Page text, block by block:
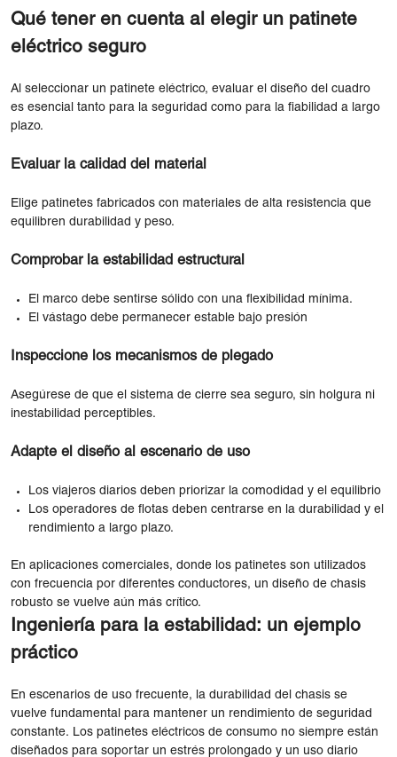
Qué tener en cuenta al elegir un patinete
eléctrico seguro
Al seleccionar un patinete eléctrico, evaluar el diseño del cuadro
es esencial tanto para la seguridad como para la fiabilidad a largo
plazo.
Evaluar la calidad del material
Elige patinetes fabricados con materiales de alta resistencia que
equilibren durabilidad y peso.
Comprobar la estabilidad estructural
El marco debe sentirse sólido con una flexibilidad mínima.
El vástago debe permanecer estable bajo presión
Inspeccione los mecanismos de plegado
Asegúrese de que el sistema de cierre sea seguro, sin holgura ni
inestabilidad perceptibles.
Adapte el diseño al escenario de uso
Los viajeros diarios deben priorizar la comodidad y el equilibrio
Los operadores de flotas deben centrarse en la durabilidad y el
rendimiento a largo plazo.
En aplicaciones comerciales, donde los patinetes son utilizados
con frecuencia por diferentes conductores, un diseño de chasis
robusto se vuelve aún más crítico.
Ingeniería para la estabilidad: un ejemplo
práctico
En escenarios de uso frecuente, la durabilidad del chasis se
vuelve fundamental para mantener un rendimiento de seguridad
constante. Los patinetes eléctricos de consumo no siempre están
diseñados para soportar un estrés prolongado y un uso diario